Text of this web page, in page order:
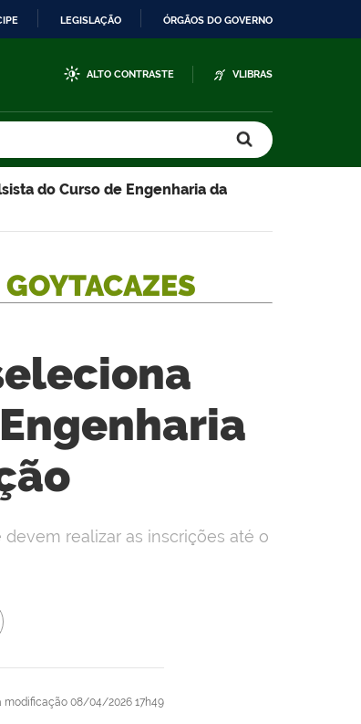
LEGISLAÇÃO ÓRGÃOS DO GOVERNO
ALTO CONTRASTE VLIBRAS
do Curso de Engenharia da
modificação08/04/2026 17h49
realizar as inscrições até o